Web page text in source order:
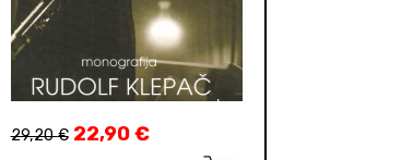
29,20€ 22,90€